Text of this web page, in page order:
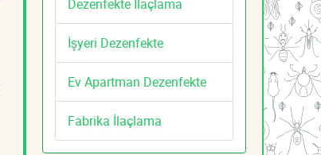
Dezenfekte İlaçlama
İşyeri Dezenfekte
Ev Apartman Dezenfekte
Fabrika İlaçlama